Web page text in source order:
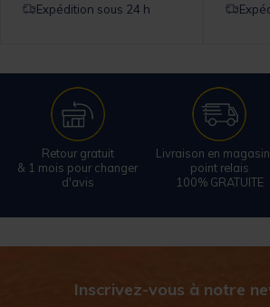
Expédition sous 24 h
Retour gratuit
& 1 mois pour changer
d'avis
Livraison en
point relais
100% GRATUITE
Inscrivez-vous à notre